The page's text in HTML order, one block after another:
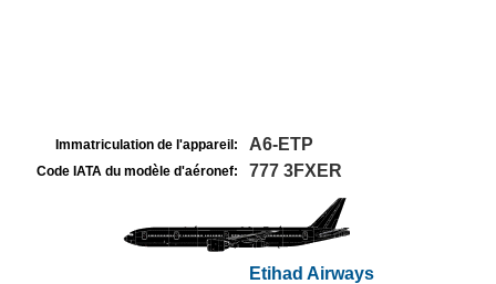
Immatriculation de l'appareil: A6-ETP
Code IATA du modèle d'aéronef: 777 3FXER
Etihad Airways